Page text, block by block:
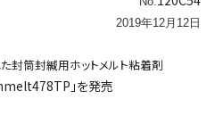
2019年12月12日
封筒封緘用ホットメルト粘着剤
」を発売